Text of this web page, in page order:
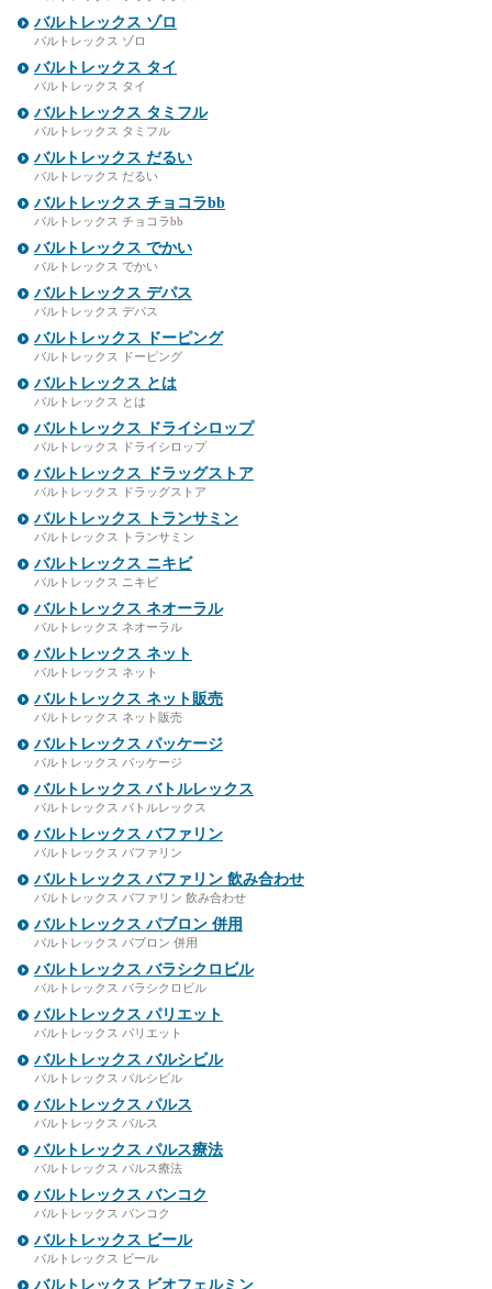
バルトレックス ゾロ
バルトレックス ゾロ
バルトレックス タイ
バルトレックス タイ
バルトレックス タミフル
バルトレックス タミフル
バルトレックス だるい
バルトレックス だるい
バルトレックス チョコラbb
バルトレックス チョコラbb
バルトレックス でかい
バルトレックス でかい
バルトレックス デパス
バルトレックス デパス
バルトレックス ドーピング
バルトレックス ドーピング
バルトレックス とは
バルトレックス とは
バルトレックス ドライシロップ
バルトレックス ドライシロップ
バルトレックス ドラッグストア
バルトレックス ドラッグストア
バルトレックス トランサミン
バルトレックス トランサミン
バルトレックス ニキビ
バルトレックス ニキビ
バルトレックス ネオーラル
バルトレックス ネオーラル
バルトレックス ネット
バルトレックス ネット
バルトレックス ネット販売
バルトレックス ネット販売
バルトレックス パッケージ
バルトレックス パッケージ
バルトレックス バトルレックス
バルトレックス バトルレックス
バルトレックス バファリン
バルトレックス バファリン
バルトレックス バファリン 飲み合わせ
バルトレックス バファリン 飲み合わせ
バルトレックス パブロン 併用
バルトレックス パブロン 併用
バルトレックス バラシクロビル
バルトレックス バラシクロビル
バルトレックス パリエット
バルトレックス パリエット
バルトレックス バルシビル
バルトレックス バルシビル
バルトレックス パルス
バルトレックス パルス
バルトレックス パルス療法
バルトレックス パルス療法
バルトレックス バンコク
バルトレックス バンコク
バルトレックス ビール
バルトレックス ビール
バルトレックス ビオフェルミン